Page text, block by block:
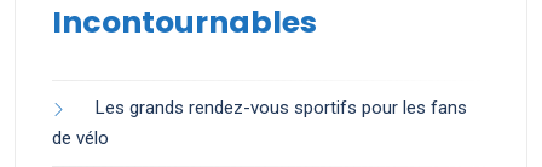
Incontournables
Les grands rendez-vous sportifs pour les fans
de vélo